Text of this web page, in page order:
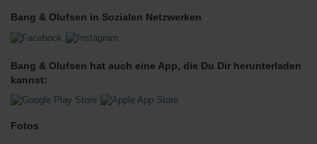
Bang & Olufsen in Sozialen Netzwerken
Bang & Olufsen hat auch eine App, die Du Dir herunterladen
kannst:
Fotos